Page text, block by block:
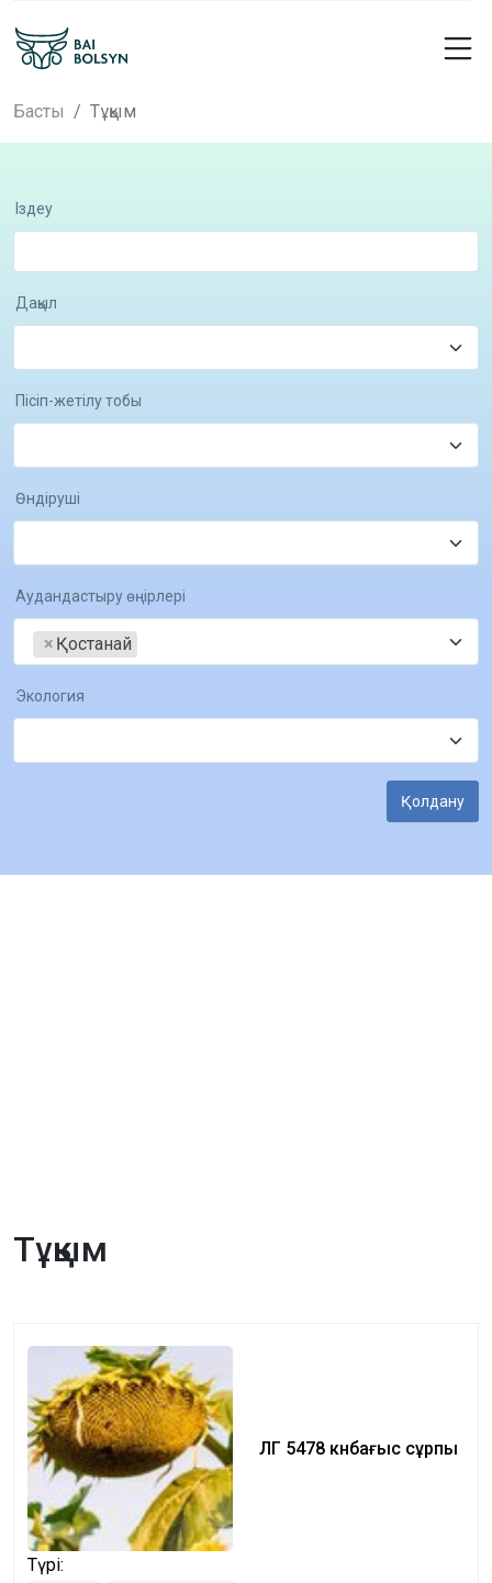
Басты Тұқым
Іздеу
Дақыл
Пісіп-жетілу тобы
Өндіруші
Аудандастыру өңірлері
× Қостанай
Экология
Қолдану
Тұқым
ЛГ 5478 күнбағыс сұрпы
Түрі: